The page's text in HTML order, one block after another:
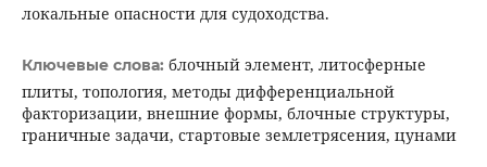
локальные опасности для судоходства.
Ключевые слова: блочный элемент, литосферные
плиты, топология, методы дифференциальной
факторизации, внешние формы, блочные структуры,
граничные задачи, стартовые землетрясения, цунами